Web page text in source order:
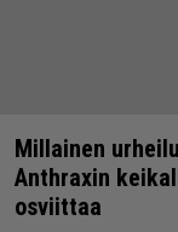
Millainen
Anthraxin
osviittaa